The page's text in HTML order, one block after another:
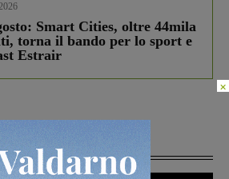
Smart Cities, oltre 44mila
torna il bando per lo sport e
Estrair
×